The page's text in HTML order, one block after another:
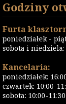
Godziny
Furta
poniedziałek -
sobota i
Kancelaria:
poniedziałek:
czwartek: 10:00-
sobota: 10:00-11:30